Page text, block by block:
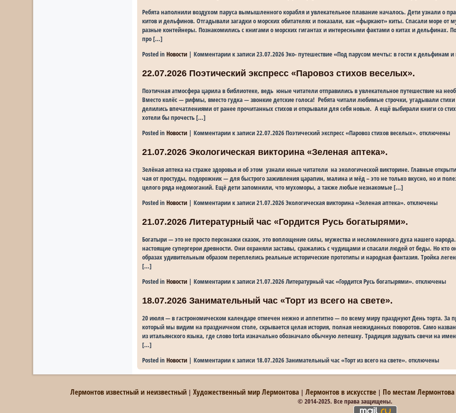
Ребята наполнили воздухом паруса вымышленного корабля и увлекательное плавание началось. Дети узнали о
китов и дельфинов. Отгадывали загадки о морских обитателях и показали, как «фыркают» киты. Спасали море от
разные контейнеры. Познакомились с книгами о морских гигантах и интересными фактами о китах и дельфинах.
про […]
Posted in Новости | Комментариик записи 23.07.2026 Эко- путешествие «Под парусом мечты: в гости к дельфинам
22.07.2026 Поэтический экспресс «Паровоз стихов веселых».
Поэтичная атмосфера царила в библиотеке, ведь юные читатели отправились в увлекательное путешествие на
Вместо колёс — рифмы, вместо гудка — звонкие детские голоса! Ребята читали любимые строчки, угадывали
делились впечатлениями от ранее прочитанных стихов и открывали для себя новые. А ещё выбирали книги со
хотели бы прочесть […]
Posted in Новости | Комментариик записи 22.07.2026 Поэтический экспресс «Паровоз стихов веселых». отключены
21.07.2026 Экологическая викторина «Зеленая аптека».
Зелёная аптека на страже здоровья и об этом узнали юные читатели на экологической викторине. Главные
чая от простуды, подорожник — для быстрого заживления царапин, малина и мёд – это не только вкусно, но и
целого ряда недомоганий. Ещё дети запомнили, что мухоморы, а также любые незнакомые […]
Posted in Новости | Комментариик записи 21.07.2026 Экологическая викторина «Зеленая аптека». отключены
21.07.2026 Литературный час «Гордится Русь богатырями».
Богатыри — это не просто персонажи сказок, это воплощение силы, мужества и несломленного духа нашего
настоящие супергерои древности. Они охраняли заставы, сражались с чудищами и спасали людей от беды. Но кто
образах удивительным образом переплелись реальные исторические прототипы и народная фантазия. Тройка
[…]
Posted in Новости | Комментариик записи 21.07.2026 Литературный час «Гордится Русь богатырями». отключены
18.07.2026 Занимательный час «Торт из всего на свете».
20 июля — в гастрономическом календаре отмечен нежно и аппетитно — по всему миру празднуют День торта. За
который мы видим на праздничном столе, скрывается целая история, полная неожиданных поворотов. Само
из итальянского языка, где слово torta изначально обозначало обычную лепешку. Традиция задувать свечи на
[…]
Posted in Новости | Комментариик записи 18.07.2026 Занимательный час «Торт из всего на свете». отключены
Лермонтов известный и неизвестный | Художественный мир Лермонтова | Лермонтов в искусстве | По местам Лермонтова
© 2014-2025. Все права защищены.